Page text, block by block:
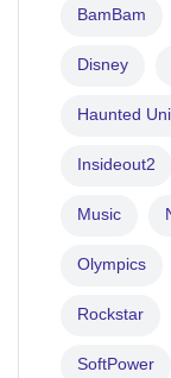
BamBam
Disney
Haunted
Insideout2
Music
Olympics
Rockstar
SoftPower